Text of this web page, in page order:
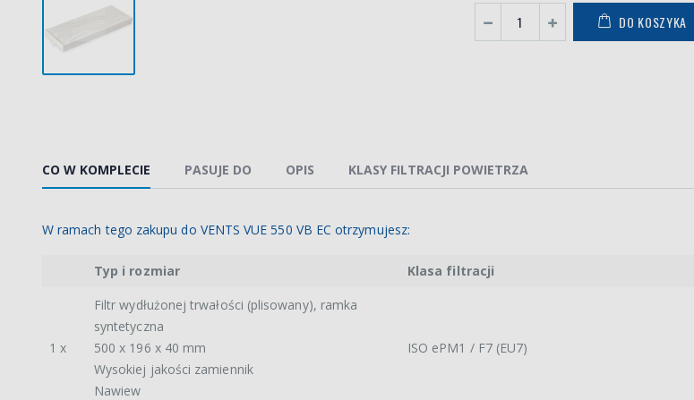
DO KOSZYKA
CO W KOMPLECIE PASUJE DO OPIS KLASY FILTRACJI POWIETRZA
W ramach tego zakupu do VENTS VUE 550 VB EC otrzymujesz:
Typ i rozmiar Klasa filtracji
1 x
Filtr wydłużonej trwałości (plisowany), ramka
syntetyczna
500 x 196 x 40 mm
Wysokiej jakości zamiennik
Nawiew
ISO ePM1 / F7 (EU7)